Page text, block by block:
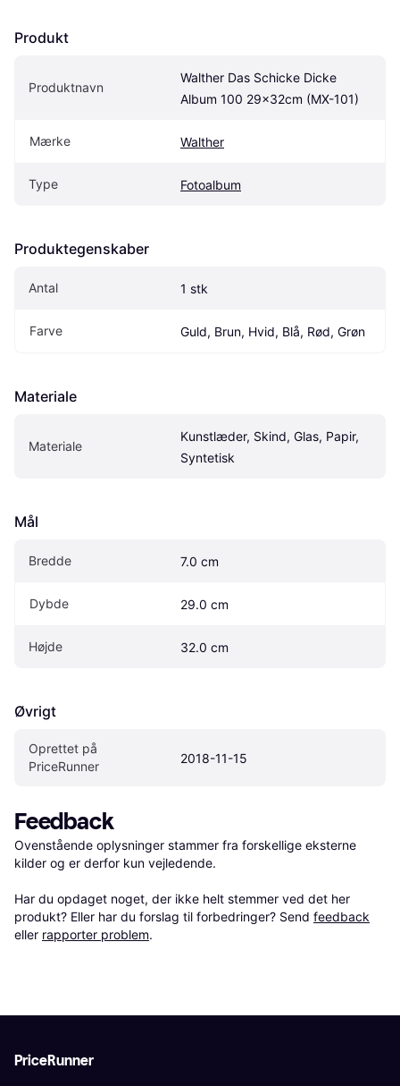
Produkt
Produktnavn
Walther Das Schicke Dicke
Album 100 29x32cm (MX-101)
Mærke Walther
Type Fotoalbum
Produktegenskaber
Antal 1 stk
Farve Guld, Brun, Hvid, Blå, Rød, Grøn
Materiale
Materiale
Kunstlæder, Skind, Glas, Papir,
Syntetisk
Mål
Bredde 7.0 cm
Dybde 29.0 cm
Højde 32.0 cm
Øvrigt
Oprettet på
PriceRunner
2018-11-15
Feedback
Ovenstående oplysninger stammer fra forskellige eksterne
kilder og er derfor kun vejledende.
Har du opdaget noget, der ikke helt stemmer ved det her
produkt? Eller har du forslag til forbedringer? Send feedback
eller rapporter problem.
PriceRunner